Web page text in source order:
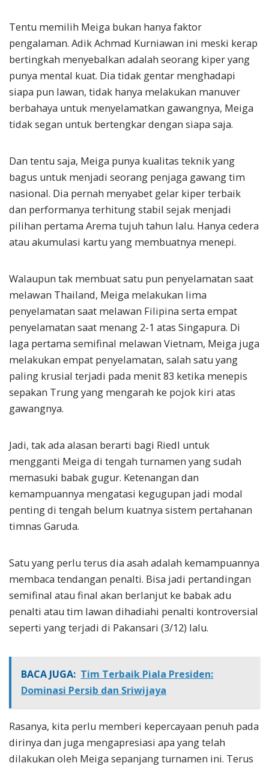
Tentu memilih Meiga bukan hanya faktor
pengalaman. Adik Achmad Kurniawan ini meski kerap
bertingkah menyebalkan adalah seorang kiper yang
punya mental kuat. Dia tidak gentar menghadapi
siapa pun lawan, tidak hanya melakukan manuver
berbahaya untuk menyelamatkan gawangnya, Meiga
tidak segan untuk bertengkar dengan siapa saja.
Dan tentu saja, Meiga punya kualitas teknik yang
bagus untuk menjadi seorang penjaga gawang tim
nasional. Dia pernah menyabet gelar kiper terbaik
dan performanya terhitung stabil sejak menjadi
pilihan pertama Arema tujuh tahun lalu. Hanya cedera
atau akumulasi kartu yang membuatnya menepi.
Walaupun tak membuat satu pun penyelamatan saat
melawan Thailand, Meiga melakukan lima
penyelamatan saat melawan Filipina serta empat
penyelamatan saat menang 2-1 atas Singapura. Di
laga pertama semifinal melawan Vietnam, Meiga juga
melakukan empat penyelamatan, salah satu yang
paling krusial terjadi pada menit 83 ketika menepis
sepakan Trung yang mengarah ke pojok kiri atas
gawangnya.
Jadi, tak ada alasan berarti bagi Riedl untuk
mengganti Meiga di tengah turnamen yang sudah
memasuki babak gugur. Ketenangan dan
kemampuannya mengatasi kegugupan jadi modal
penting di tengah belum kuatnya sistem pertahanan
timnas Garuda.
Satu yang perlu terus dia asah adalah kemampuannya
membaca tendangan penalti. Bisa jadi pertandingan
semifinal atau final akan berlanjut ke babak adu
penalti atau tim lawan dihadiahi penalti kontroversial
seperti yang terjadi di Pakansari (3/12) lalu.
BACA JUGA: Tim Terbaik Piala Presiden:
Dominasi Persib dan Sriwijaya
Rasanya, kita perlu memberi kepercayaan penuh pada
dirinya dan juga mengapresiasi apa yang telah
dilakukan oleh Meiga sepanjang turnamen ini. Terus